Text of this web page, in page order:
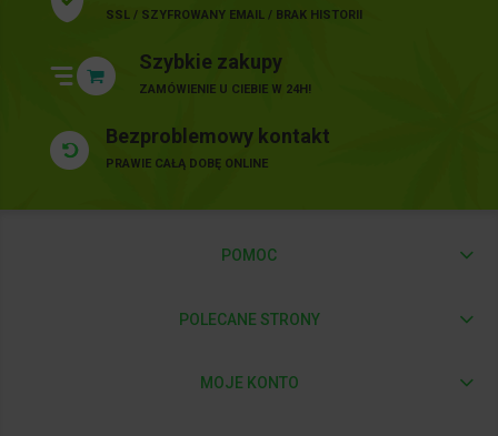
SSL / SZYFROWANY EMAIL / BRAK HISTORII
Szybkie zakupy
ZAMÓWIENIE U CIEBIE W 24H!
Bezproblemowy kontakt
PRAWIE CAŁĄ DOBĘ ONLINE
POMOC
POLECANE STRONY
MOJE KONTO